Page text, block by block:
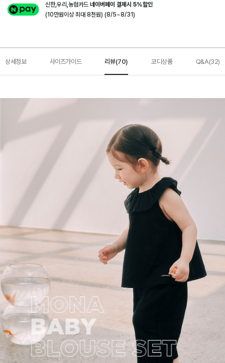
신한,우리,농협카드네이버페이 결제시 5%할인
(10만원이상 최대 8천원) (8/5~8/31)
상세정보 사이즈가이드 리뷰(70) 코디상품 Q&A(32)